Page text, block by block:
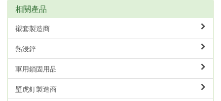
相關產品
襯套製造商
熱浸鋅
軍用鎖固用品
壁虎釘製造商